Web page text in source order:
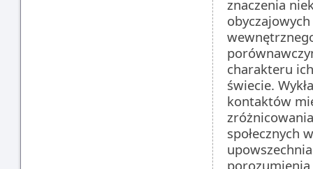
znaczenia
charakteru
świecie.
kontaktów
społecznych